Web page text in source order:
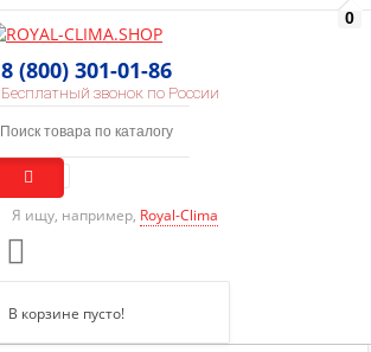
8 (800) 301-01-86
Бесплатный звонок по России
Я ищу, например, Royal-Clima
0
В корзине пусто!